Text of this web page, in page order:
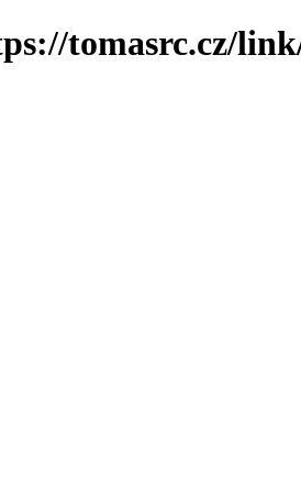
tomasrc.cz/